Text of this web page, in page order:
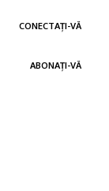
CONECTAȚI-VĂ
ABONAȚI-VĂ